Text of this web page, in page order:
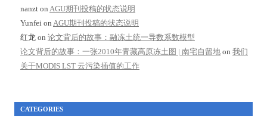
nanzt on AGU期刊投稿的状态说明
Yunfei on AGU期刊投稿的状态说明
红龙 on 论文背后的故事：融冻土统一导数系数模型
论文背后的故事：一张2010年青藏高原冻土图 | 南宅自留地 on 我们
关于MODIS LST 云污染插值的工作
CATEGORIES